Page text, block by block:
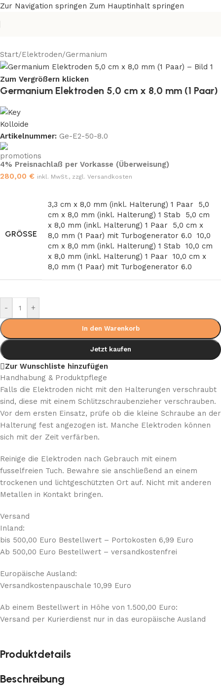
Zur Navigation springen Zum Hauptinhalt springen
Start/Elektroden/Germanium
Zum Vergrößern klicken
Germanium Elektroden 5,0 cm x 8,0 mm (1 Paar)
Artikelnummer: Ge-E2-50-8.0
4% Preisnachlaß per Vorkasse (Überweisung)
280,00 € inkl. MwSt., zzgl. Versandkosten
GRÖSSE
3,3 cm x 8,0 mm (inkl. Halterung) 1 Paar
5,0
cm x 8,0 mm (inkl. Halterung) 1 Stab
5,0 cm
x 8,0 mm (inkl. Halterung) 1 Paar
5,0 cm x
8,0 mm (1 Paar) mit Turbogenerator 6.0
10,0
cm x 8,0 mm (inkl. Halterung) 1 Stab
10,0 cm
x 8,0 mm (inkl. Halterung) 1 Paar
10,0 cm x
8,0 mm (1 Paar) mit Turbogenerator 6.0
- +
In den Warenkorb
Jetzt kaufen
Zur Wunschliste hinzufügen
Handhabung & Produktpflege
Falls die Elektroden nicht mit den Halterungen verschraubt
sind, diese mit einem Schlitzschraubenzieher verschrauben.
Vor dem ersten Einsatz, prüfe ob die kleine Schraube an der
Halterung fest angezogen ist. Manche Elektroden können
sich mit der Zeit verfärben.
Reinige die Elektroden nach Gebrauch mit einem
fusselfreien Tuch. Bewahre sie anschließend an einem
trockenen und lichtgeschützten Ort auf. Nicht mit anderen
Metallen in Kontakt bringen.
Versand
Inland:
bis 500,00 Euro Bestellwert – Portokosten 6,99 Euro
Ab 500,00 Euro Bestellwert – versandkostenfrei
Europäische Ausland:
Versandkostenpauschale 10,99 Euro
Ab einem Bestellwert in Höhe von 1.500,00 Euro:
Versand per Kurierdienst nur in das europäische Ausland
Produktdetails
Beschreibung